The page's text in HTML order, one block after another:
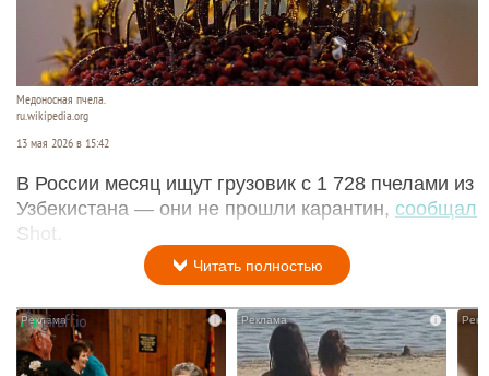
Медоносная пчела.
ru.wikipedia.org
13 мая 2026 в 15:42
В России месяц ищут грузовик с 1 728 пчелами из
Узбекистана — они не прошли карантин, сообщал
Shot.
Читать полностью
i